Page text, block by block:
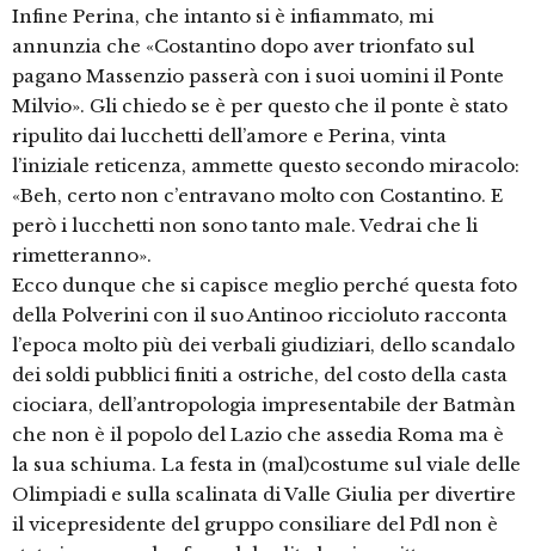
Infine Perina, che intanto si è infiammato, mi
annunzia che «Costantino dopo aver trionfato sul
pagano Massenzio passerà con i suoi uomini il Ponte
Milvio». Gli chiedo se è per questo che il ponte è stato
ripulito dai lucchetti dell’amore e Perina, vinta
l’iniziale reticenza, ammette questo secondo miracolo:
«Beh, certo non c’entravano molto con Costantino. E
però i lucchetti non sono tanto male. Vedrai che li
rimetteranno».
Ecco dunque che si capisce meglio perché questa foto
della Polverini con il suo Antinoo riccioluto racconta
l’epoca molto più dei verbali giudiziari, dello scandalo
dei soldi pubblici finiti a ostriche, del costo della casta
ciociara, dell’antropologia impresentabile der Batmàn
che non è il popolo del Lazio che assedia Roma ma è
la sua schiuma. La festa in (mal)costume sul viale delle
Olimpiadi e sulla scalinata di Valle Giulia per divertire
il vicepresidente del gruppo consiliare del Pdl non è